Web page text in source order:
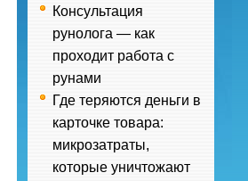
Консультация
рунолога — как
проходит работа с
рунами
Где теряются деньги в
карточке товара:
микрозатраты,
которые уничтожают